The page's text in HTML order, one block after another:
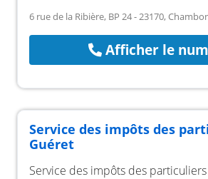
6 rue de la Ribière, BP 24 - 23170,
Afficher le
Service des impôts des
Guéret
Service des impôts des particuliers